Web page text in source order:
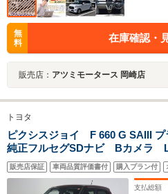
無
料
在庫確認・
販売店： アツミモータース 岡崎店
トヨタ
ピクシスジョイ F 660 G SAIII
純正フルセグSDナビ Bカメラ
ト ETC 前後ドラレコ スマー
イビーム シートヒーター ハー
ートキー 純正AW ブルートゥー
販売店保証 車両品質評価書付 購入プラン付
支払総額